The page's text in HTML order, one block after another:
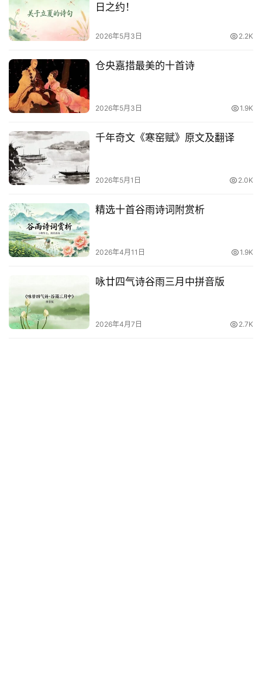
日之约！
2026年5月3日 2.2K
仓央嘉措最美的十首诗
2026年5月3日 1.9K
千年奇文《寒窑赋》原文及翻译
2026年5月1日 2.0K
精选十首谷雨诗词附赏析
2026年4月11日 1.9K
咏廿四气诗谷雨三月中拼音版
2026年4月7日 2.7K